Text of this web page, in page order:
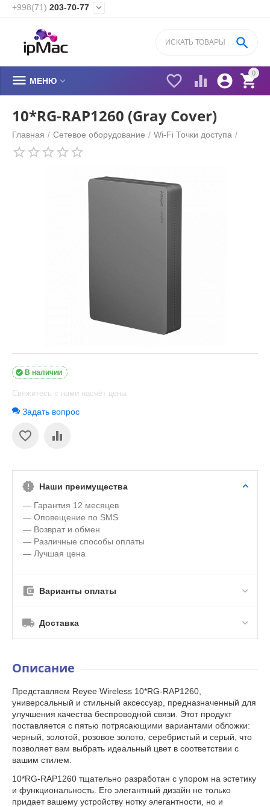
+998(71) 203-70-77 
0


 

 МЕНЮ 
10*RG-RAP1260 (Gray Cover)
Главная / Сетевое оборудование / Wi-Fi Точки доступа /
В наличии

Свяжитесь с нами насчёт цены
Задать вопрос
Наши преимущества
— Гарантия 12 месяцев
— Оповещение по SMS
— Возврат и обмен
— Различные способы оплаты
— Лучшая цена
Варианты оплаты
Доставка
Описание
Представляем Reyee Wireless 10*RG-RAP1260,
универсальный и стильный аксессуар, предназначенный для
улучшения качества беспроводной связи. Этот продукт
поставляется с пятью потрясающими вариантами обложки:
черный, золотой, розовое золото, серебристый и серый, что
позволяет вам выбрать идеальный цвет в соответствии с
вашим стилем.
10*RG-RAP1260 тщательно разработан с упором на эстетику
и функциональность. Его элегантный дизайн не только
придает вашему устройству нотку элегантности, но и